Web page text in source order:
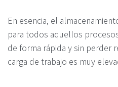
En esencia, el
para todos aquellos
de forma rápida y sin perder
carga de trabajo es muy